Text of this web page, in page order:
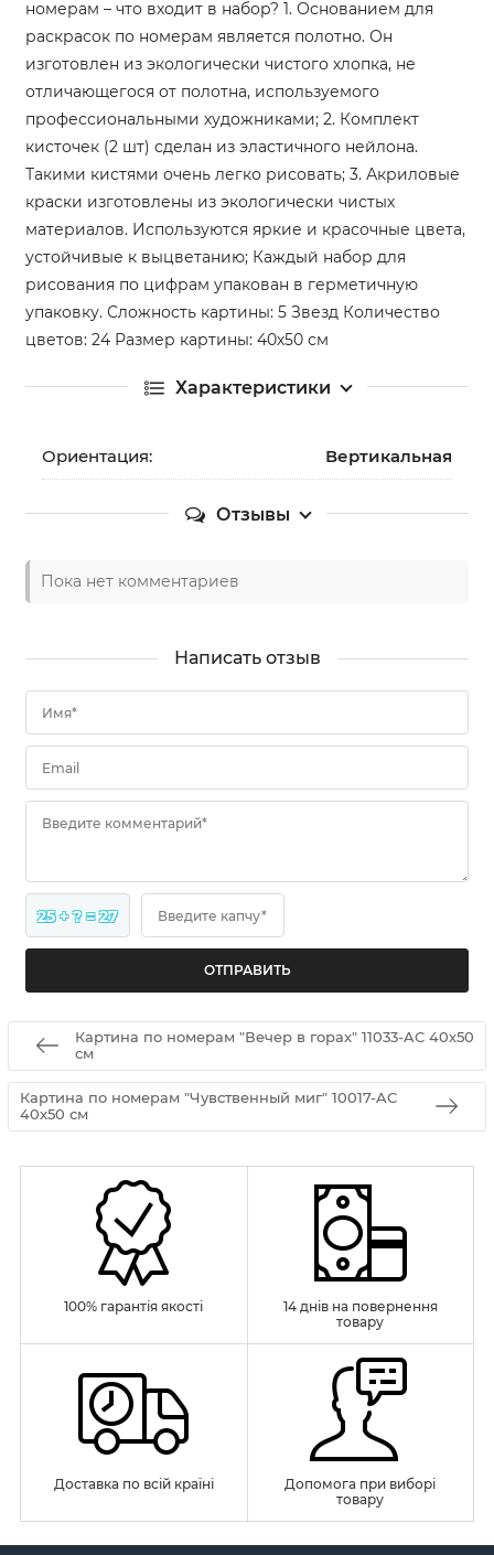
номерам – что входит в набор? 1. Основанием для
раскрасок по номерам является полотно. Он
изготовлен из экологически чистого хлопка, не
отличающегося от полотна, используемого
профессиональными художниками; 2. Комплект
кисточек (2 шт) сделан из эластичного нейлона.
Такими кистями очень легко рисовать; 3. Акриловые
краски изготовлены из экологически чистых
материалов. Используются яркие и красочные цвета,
устойчивые к выцветанию; Каждый набор для
рисования по цифрам упакован в герметичную
упаковку. Сложность картины: 5 Звезд Количество
цветов: 24 Размер картины: 40х50 см
Характеристики
Ориентация: Вертикальная
Отзывы
Пока нет комментариев
Написать отзыв
Имя*
Email
Введите комментарий*
25 + ? = 27 Введите капчу*
Картина по номерам "Вечер в горах" 11033-AC 40х50
см
Картина по номерам "Чувственный миг" 10017-AC
40x50 см
100% гарантія якості
14 днів на повернення
товару
Доставка по всій країні
Допомога при виборі
товару